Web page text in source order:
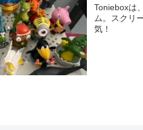
Tonieboxは
ム。スクリ
気！